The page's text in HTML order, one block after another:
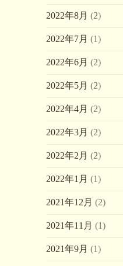
2022年8月 (2)
2022年7月 (1)
2022年6月 (2)
2022年5月 (2)
2022年4月 (2)
2022年3月 (2)
2022年2月 (2)
2022年1月 (1)
2021年12月 (2)
2021年11月 (1)
2021年9月 (1)